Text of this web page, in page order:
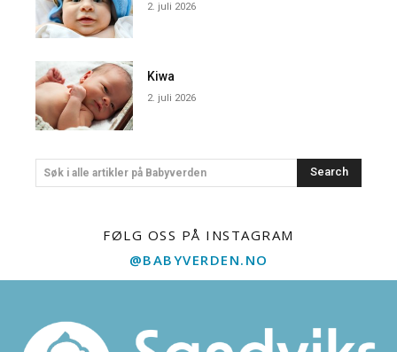
2. juli 2026
Kiwa
2. juli 2026
Søk i alle artikler på Babyverden Search
FØLG OSS PÅ INSTAGRAM
@BABYVERDEN.NO